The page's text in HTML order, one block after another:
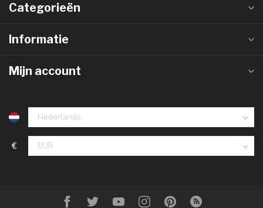
Categorieën
Informatie
Mijn account
€